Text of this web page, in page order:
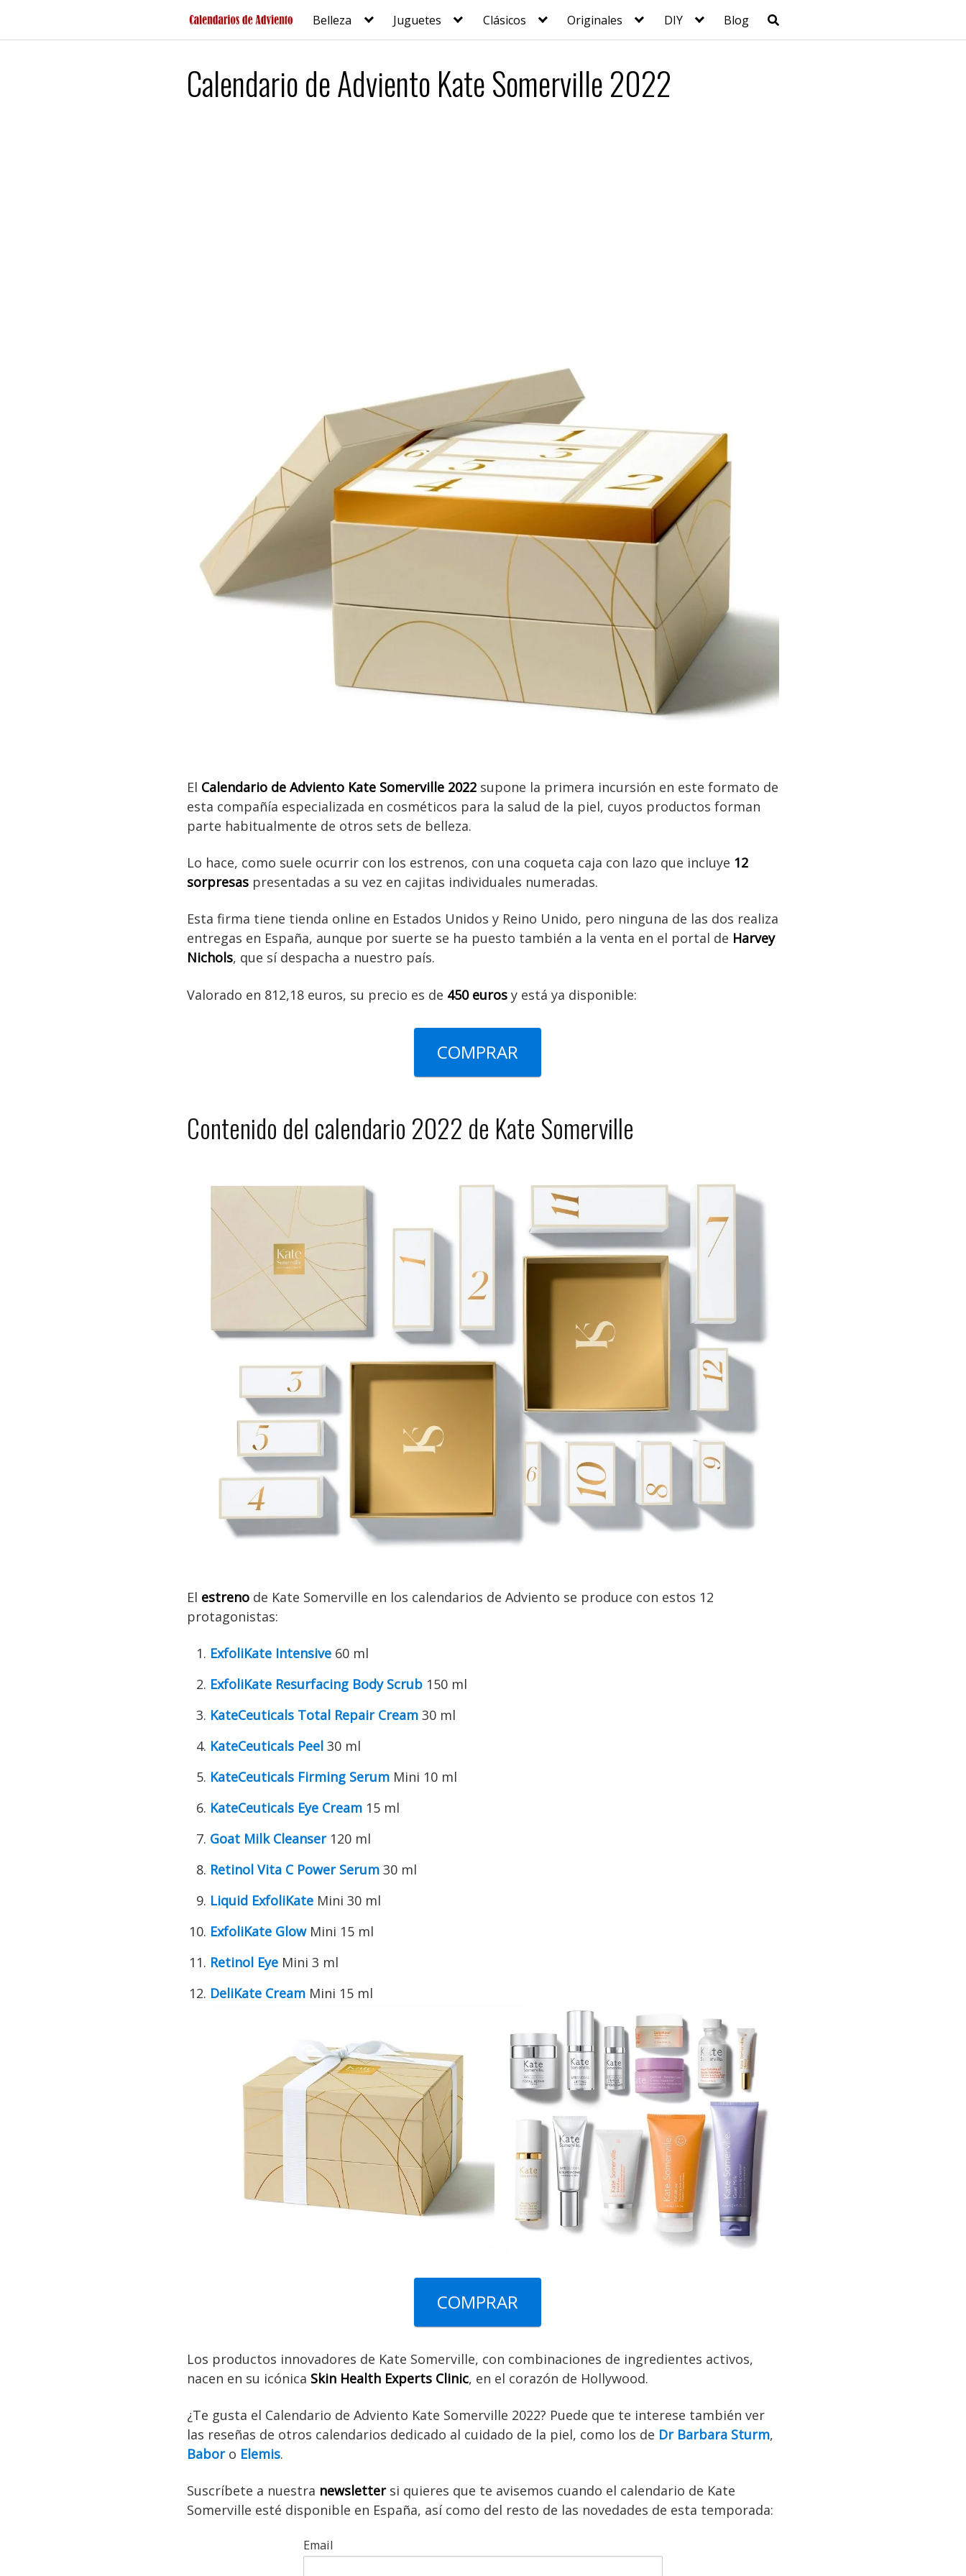
contenido
Belleza Juguetes Clásicos Originales DIY Blog
Calendario de Adviento Kate Somerville 2022
El Calendario de Adviento Kate Somerville 2022 supone la primera incursión en este formato de
esta compañía especializada en cosméticos para la salud de la piel, cuyos productos forman
parte habitualmente de otros sets de belleza.
Lo hace, como suele ocurrir con los estrenos, con una coqueta caja con lazo que incluye 12
sorpresas presentadas a su vez en cajitas individuales numeradas.
Esta firma tiene tienda online en Estados Unidos y Reino Unido, pero ninguna de las dos realiza
entregas en España, aunque por suerte se ha puesto también a la venta en el portal de Harvey
Nichols, que sí despacha a nuestro país.
Valorado en 812,18 euros, su precio es de 450 euros y está ya disponible:
COMPRAR
Contenido del calendario 2022 de Kate Somerville
El estreno de Kate Somerville en los calendarios de Adviento se produce con estos 12
protagonistas:
ExfoliKate Intensive 60 ml
ExfoliKate Resurfacing Body Scrub 150 ml
KateCeuticals Total Repair Cream 30 ml
KateCeuticals Peel 30 ml
KateCeuticals Firming Serum Mini 10 ml
KateCeuticals Eye Cream 15 ml
Goat Milk Cleanser120 ml
Retinol Vita C Power Serum 30 ml
Liquid ExfoliKate Mini 30 ml
ExfoliKate GlowMini 15 ml
Retinol Eye Mini 3 ml
DeliKate Cream Mini 15 ml
COMPRAR
Los productos innovadores de Kate Somerville, con combinaciones de ingredientes activos,
nacen en su icónica Skin Health Experts Clinic, en el corazón de Hollywood.
¿Te gusta el Calendario de Adviento Kate Somerville 2022? Puede que te interese también ver
las reseñas de otros calendarios dedicado al cuidado de la piel, como los de Dr Barbara Sturm,
Baboro Elemis.
Suscríbete a nuestra newslettersi quieres que te avisemos cuando el calendario de Kate
Somerville esté disponible en España, así como del resto de las novedades de esta temporada:
Email